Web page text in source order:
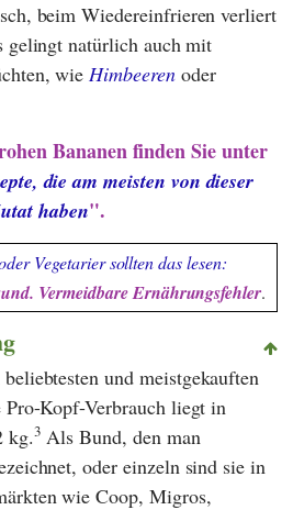
beim Wiedereinfrieren verliert
gelingt natürlich auch mit
wieHimbeerenoder
Bananen finden Sie unter
die am meisten von dieser
haben".
Vegetarier sollten das lesen:
Vermeidbare Ernährungsfehler.
und meistgekauften
Kopf-Verbrauch liegt in
kg.3 Als Bund, den man
oder einzeln sind sie in
wieCoop, Migros,